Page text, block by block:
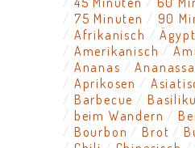
75 Minuten
90
Afrikanisch
Amerikanisch
Ananas
Aprikosen
Barbecue
beim Wandern
Bourbon
Brot